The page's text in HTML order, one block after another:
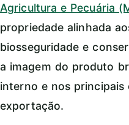
Agricultura e Pecuária
propriedade alinhada
biosseguridade e
a imagem do produto
interno e nos principais
exportação.